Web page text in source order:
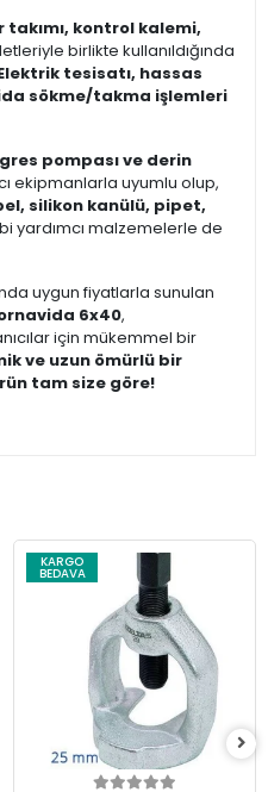
kontrol kalemi,
birlikte kullanıldığında
tesisatı, hassas
sökme/takma işlemleri
pompası ve derin
ekipmanlarla uyumlu olup,
silikon kanülü, pipet,
yardımcı malzemelerle de
uygun fiyatlarla sunulan
6x40,
için mükemmel bir
ve uzun ömürlü bir
tam size göre!
KARGO
BEDAVA